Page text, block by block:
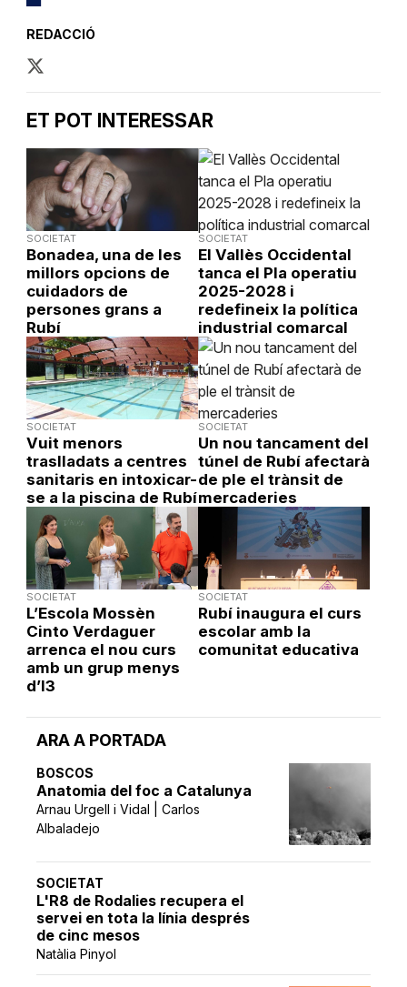
ARA A PORTADA
BOSCOS
Anatomia del foc a Catalunya
Arnau Urgell i Vidal | Carlos
Albaladejo
SOCIETAT
L'R8 de Rodalies recupera el
servei en tota la línia després
de cinc mesos
Natàlia Pinyol
REDACCIÓ
ET POT INTERESSAR
SOCIETAT
Bonadea, una de les
millors opcions de
cuidadors de
persones grans a
Rubí
SOCIETAT
El Vallès Occidental
tanca el Pla operatiu
2025-2028 i
redefineix la política
industrial comarcal
SOCIETAT
Vuit menors
traslladats a centres
sanitaris en intoxicar-
se a la piscina de Rubí
SOCIETAT
Un nou tancament del
túnel de Rubí afectarà
de ple el trànsit de
mercaderies
SOCIETAT
L’Escola Mossèn
Cinto Verdaguer
arrenca el nou curs
amb un grup menys
d’I3
SOCIETAT
Rubí inaugura el curs
escolar amb la
comunitat educativa